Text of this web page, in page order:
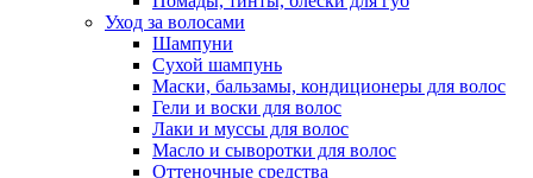
Уход за волосами
Шампуни
Сухой шампунь
Маски, бальзамы, кондиционеры для волос
Гели и воски для волос
Лаки и муссы для волос
Масло и сыворотки для волос
Оттеночные средства